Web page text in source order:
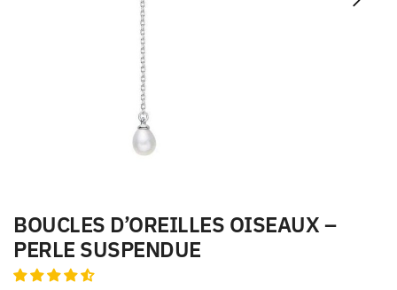
BOUCLES D’OREILLES OISEAUX –
PERLE SUSPENDUE